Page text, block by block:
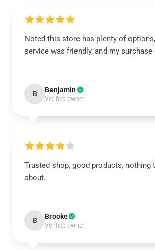
Noted this store has plenty of
service was friendly, and my
B Benjamin
Verified owner
Trusted shop, good products, nothing
about.
B Brooke
Verified owner